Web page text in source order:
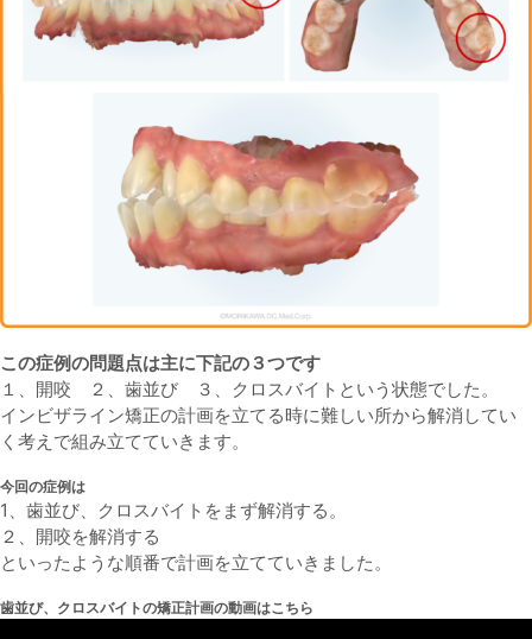
この症例の問題点は主に下記の３つです
１、開咬 ２、歯並び ３、クロスバイトという状態でした。
インビザライン矯正の計画を立てる時に難しい所から解消してい
く考えで組み立てていきます。
今回の症例は
1、歯並び、クロスバイトをまず解消する。
２、開咬を解消する
といったような順番で計画を立てていきました。
歯並び、クロスバイトの矯正計画の動画はこちら